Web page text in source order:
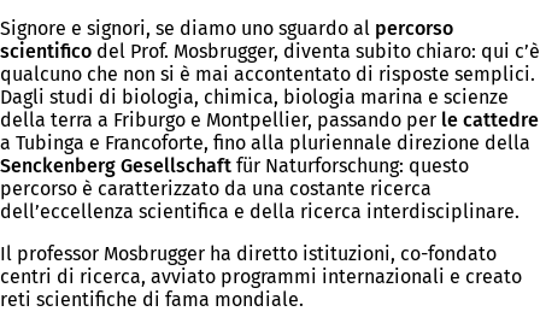
Signore e signori, se diamo uno sguardo al percorso
scientifico del Prof. Mosbrugger, diventa subito chiaro: qui c’è
qualcuno che non si è mai accontentato di risposte semplici.
Dagli studi di biologia, chimica, biologia marina e scienze
della terra a Friburgo e Montpellier, passando per le cattedre
a Tubinga e Francoforte, fino alla pluriennale direzione della
Senckenberg Gesellschaft für Naturforschung: questo
percorso è caratterizzato da una costante ricerca
dell’eccellenza scientifica e della ricerca interdisciplinare.
Il professor Mosbrugger ha diretto istituzioni, co-fondato
centri di ricerca, avviato programmi internazionali e creato
reti scientifiche di fama mondiale.